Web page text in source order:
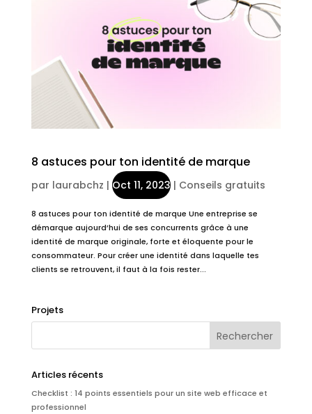
8 astuces pour ton identité de marque
par laurabchz | Oct 11, 2023| Conseils gratuits
8 astuces pour ton identité de marque Une entreprise se
démarque aujourd’hui de ses concurrents grâce à une
identité de marque originale, forte et éloquente pour le
consommateur. Pour créer une identité dans laquelle tes
clients se retrouvent, il faut à la fois rester...
Projets
Articles récents
Checklist : 14 points essentiels pour un site web efficace et
professionnel